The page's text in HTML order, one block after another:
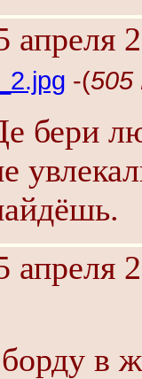
апреля
-(505
бери
апреля
в